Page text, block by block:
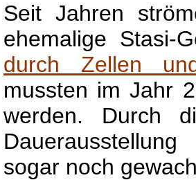
Seit Jahren
ehemalige Stasi-
durch Zellen
mussten im Jahr
werden. Durch
sogar noch